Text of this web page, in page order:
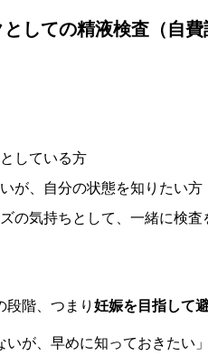
しての精液検査（自費
している方
が、自分の状態を知りたい方
の気持ちとして、一緒に検査
段階、つまり 妊娠を目指して
いが、早めに知っておきたい